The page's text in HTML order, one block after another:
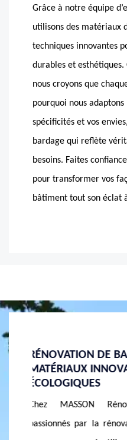
Grâce à notre équipe
utilisons des matériaux
techniques innovantes
durables et esthétiques.
nous croyons que
pourquoi nous adaptons
spécificités et vos
bardage qui reflète
besoins. Faites
pour transformer vos
bâtiment tout son éclat
MASSON
NOUS CHOISIR
RÉNOVATION DE
MASSON Rénovation
votre projet de